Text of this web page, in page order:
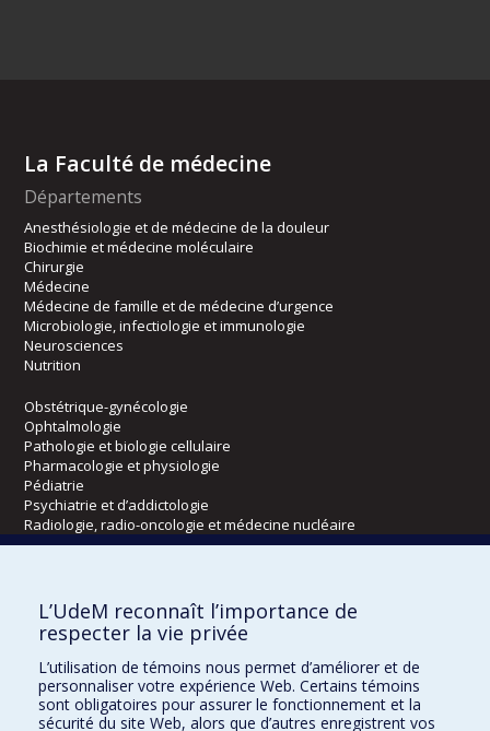
La Faculté de médecine
Départements
Anesthésiologie et de médecine de la douleur
Biochimie et médecine moléculaire
Chirurgie
Médecine
Médecine de famille et de médecine d’urgence
Microbiologie, infectiologie et immunologie
Neurosciences
Nutrition
Obstétrique-gynécologie
Ophtalmologie
Pathologie et biologie cellulaire
Pharmacologie et physiologie
Pédiatrie
Psychiatrie et d’addictologie
Radiologie, radio-oncologie et médecine nucléaire
Écoles
Kinésiologie et des sciences de l’activité physique
Orthophonie et audiologie
Réadaptation
Directions
L’UdeM reconnaît l’importance de
respecter la vie privée
L’utilisation de témoins nous permet d’améliorer et de
personnaliser votre expérience Web. Certains témoins
sont obligatoires pour assurer le fonctionnement et la
sécurité du site Web, alors que d’autres enregistrent vos